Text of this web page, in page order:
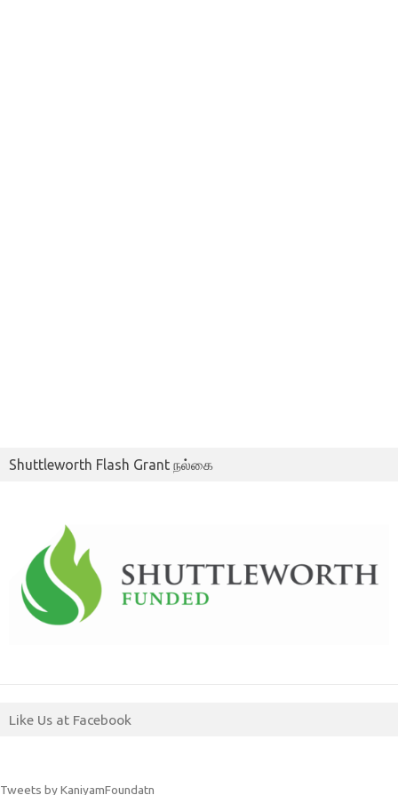
Shuttleworth Flash Grant நல்கை
Like Us at Facebook
Tweets by KaniyamFoundatn